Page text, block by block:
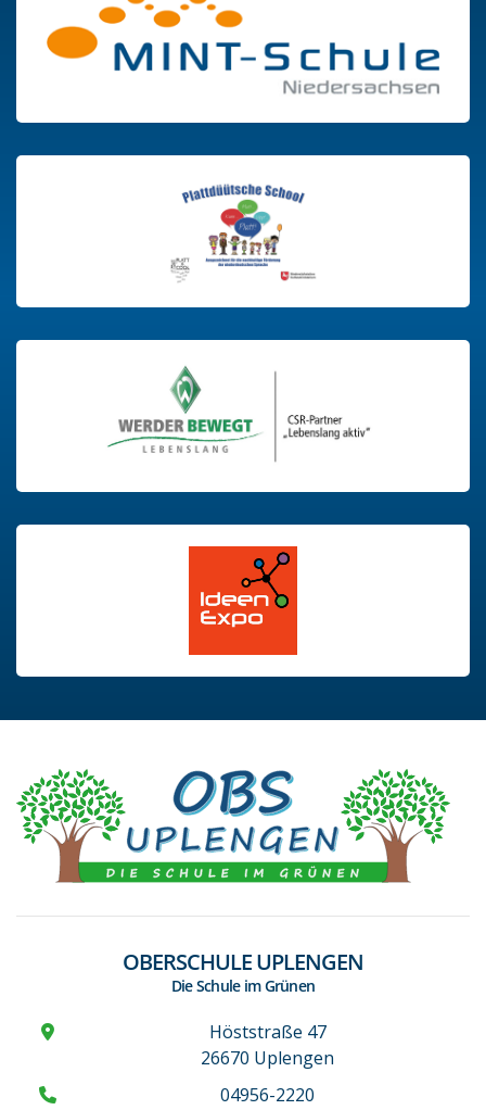
OBERSCHULE UPLENGEN
Die Schule im Grünen
Höststraße 47
26670 Uplengen
04956-2220